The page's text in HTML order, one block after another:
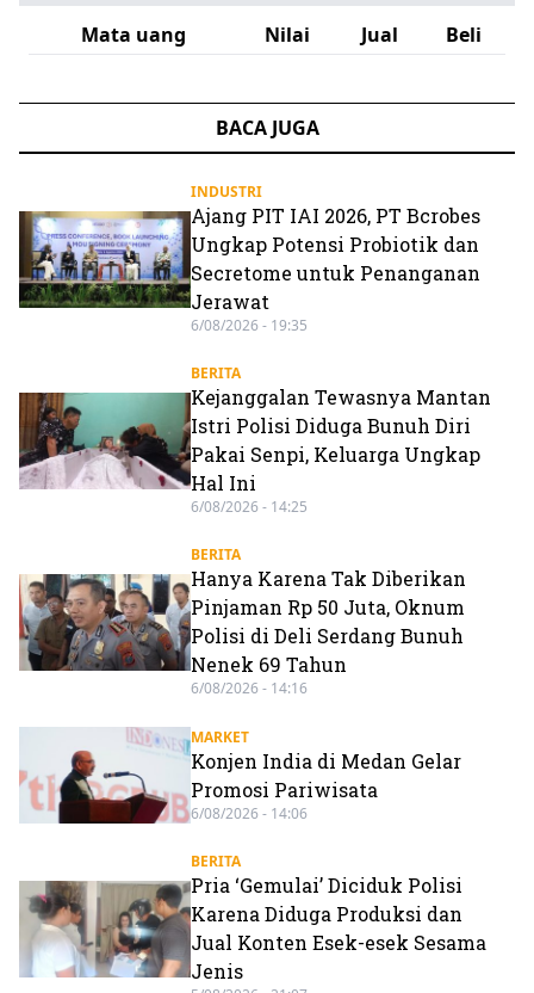
Mata uang
Nilai Jual Beli
BACA JUGA
INDUSTRI
Ajang PIT IAI 2026, PT Bcrobes
Ungkap Potensi Probiotik dan
Secretome untuk Penanganan
Jerawat
6/08/2026 - 19:35
BERITA
Kejanggalan Tewasnya Mantan
Istri Polisi Diduga Bunuh Diri
Pakai Senpi, Keluarga Ungkap
Hal Ini
6/08/2026 - 14:25
BERITA
Hanya Karena Tak Diberikan
Pinjaman Rp 50 Juta, Oknum
Polisi di Deli Serdang Bunuh
Nenek 69 Tahun
6/08/2026 - 14:16
MARKET
Konjen India di Medan Gelar
Promosi Pariwisata
6/08/2026 - 14:06
BERITA
Pria ‘Gemulai’ Diciduk Polisi
Karena Diduga Produksi dan
Jual Konten Esek-esek Sesama
Jenis